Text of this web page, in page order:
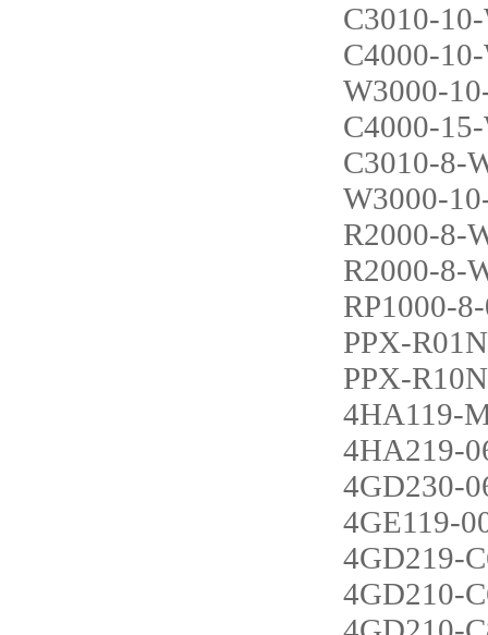
C3010-
C4000-
W3000-
C4000-
C3010-8-
W3000-
R2000-8-
R2000-8-
RP1000-
PPX-
PPX-
4HA119-
4HA219-
4GD230-
4GE119-
4GD219-
4GD210-